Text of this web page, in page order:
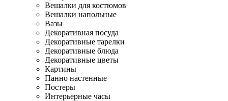
Вешалки для костюмов
Вешалки напольные
Вазы
Декоративная посуда
Декоративные тарелки
Декоративные блюда
Декоративные цветы
Картины
Панно настенные
Постеры
Интерьерные часы